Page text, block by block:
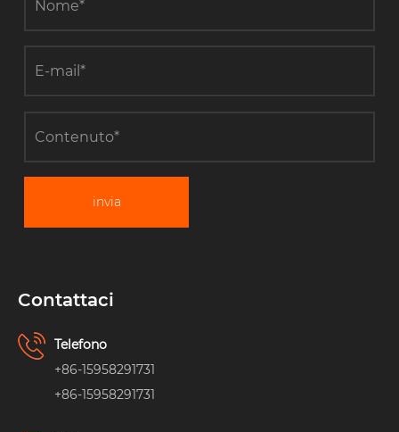
invia
Contattaci
Telefono
+86-15958291731
+86-15958291731